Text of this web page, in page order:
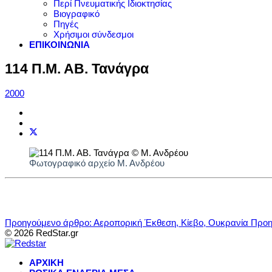
Περί Πνευματικής Ιδιοκτησίας
Βιογραφικό
Πηγές
Χρήσιμοι σύνδεσμοι
ΕΠΙΚΟΙΝΩΝΙΑ
114 Π.Μ. ΑΒ. Τανάγρα
2000
Φωτογραφικό αρχείο Μ. Ανδρέου
Προηγούμενο άρθρο: Αεροπορική Έκθεση, Κίεβο, Ουκρανία
© 2026 RedStar.gr
ΑΡΧΙΚΗ